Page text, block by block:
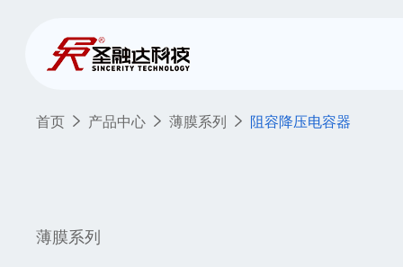
首页 产品中心 薄膜系列 阻容降压电容器
薄膜系列